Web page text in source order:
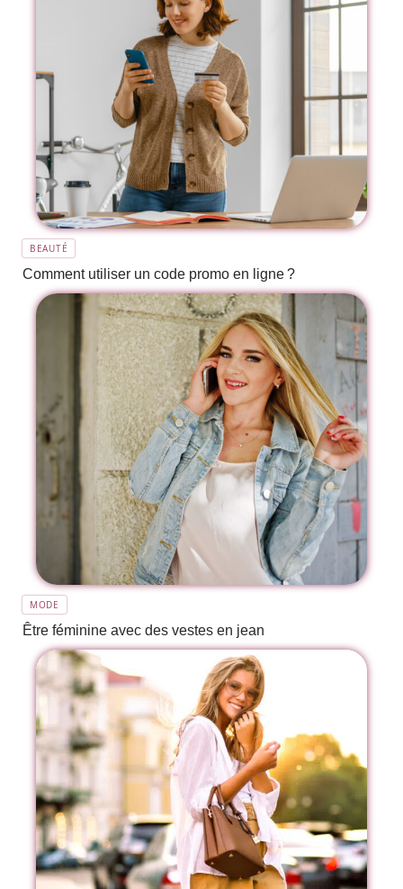
BEAUTÉ
Comment utiliser un code promo en ligne ?
MODE
Être féminine avec des vestes en jean